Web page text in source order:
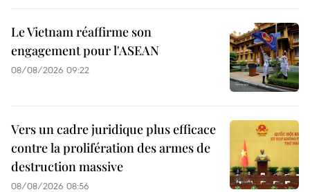
Le Vietnam réaffirme son
engagement pour l'ASEAN
08/08/2026 09:22
Vers un cadre juridique plus efficace
contre la prolifération des armes de
destruction massive
08/08/2026 08:56